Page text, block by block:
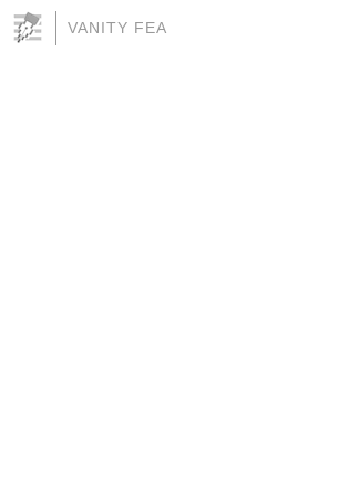
VANITY FEA